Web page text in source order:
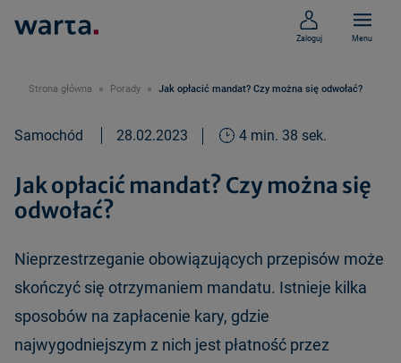
Zaloguj Menu
Strona główna Porady Jak opłacić mandat? Czy można się odwołać?
Samochód 28.02.2023 4 min. 38 sek.
Jak opłacić mandat? Czy można się
odwołać?
Nieprzestrzeganie obowiązujących przepisów może
skończyć się otrzymaniem mandatu. Istnieje kilka
sposobów na zapłacenie kary, gdzie
najwygodniejszym z nich jest płatność przez